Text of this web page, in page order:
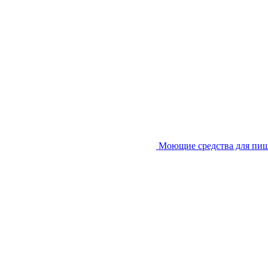
Моющие средства для